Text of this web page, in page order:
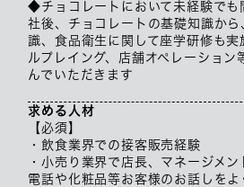
◆チョコレートにおいて未経験でも
社後、チョコレートの基礎知識から
識、食品衛生に関して座学研修も実
ルプレイング、店舗オペレーショ
んでいただきます
求める人材
【必須】
・飲食業界での接客販売経験
・小売り業界で店長、マネージメ
電話や化粧品等お客様のお話しをよ